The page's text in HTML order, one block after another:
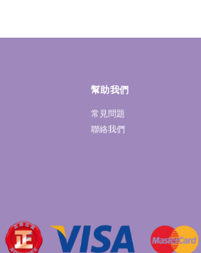
幫助我們
常見問題
聯絡我們